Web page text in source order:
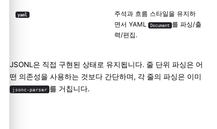
yaml
주석과 흐름 스타일을 유지하
면서 YAML
Document 를 파싱/출
력/편집.
JSONL은 직접 구현된 상태로 유지됩니다. 줄 단위 파싱은 어
떤 의존성을 사용하는 것보다 간단하며, 각 줄의 파싱은 이미
jsonc-parser 를 거칩니다.